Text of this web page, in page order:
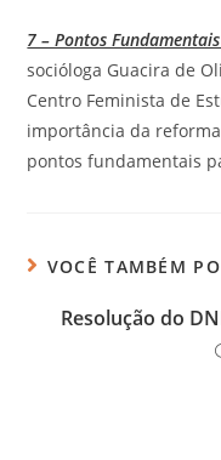
7 – Pontos
socióloga Guacira de
Centro Feminista de
importância da
pontos fundamentais
VOCÊ TAMBÉM
Resolução do